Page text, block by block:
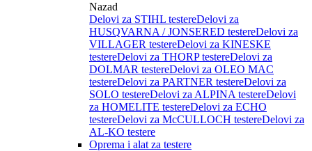
Nazad
Delovi za STIHL testereDelovi za
HUSQVARNA / JONSERED testereDelovi za
VILLAGER testereDelovi za KINESKE
testereDelovi za THORP testereDelovi za
DOLMAR testereDelovi za OLEO MAC
testereDelovi za PARTNER testereDelovi za
SOLO testereDelovi za ALPINA testereDelovi
za HOMELITE testereDelovi za ECHO
testereDelovi za McCULLOCH testereDelovi za
AL-KO testere
Oprema i alat za testere